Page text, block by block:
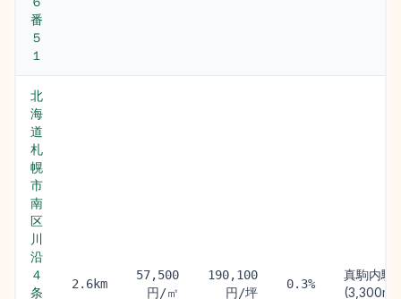
番
５
１
北
海
道
札
幌
市
南
区
川
沿
４
条
2.6km
57,500
円/㎡
190,100
円/坪
0.3%
真駒内駅
(3,300m)